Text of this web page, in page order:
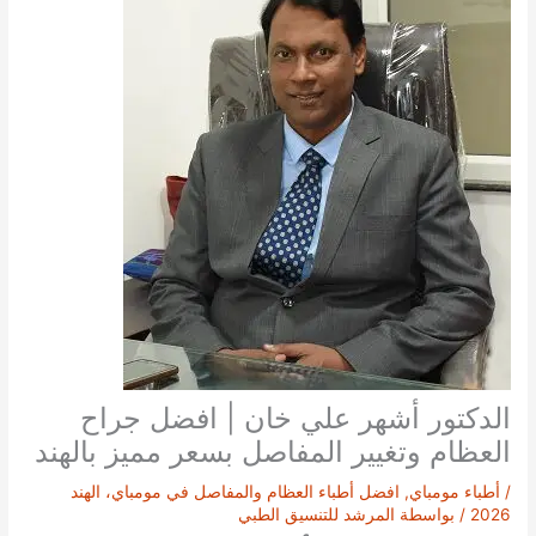
الدكتور أشهر علي خان | افضل جراح
العظام وتغيير المفاصل بسعر مميز بالهند
/ أطباء مومباي, افضل أطباء العظام والمفاصل في مومباي، الهند
2026 / بواسطة المرشد للتنسيق الطبي